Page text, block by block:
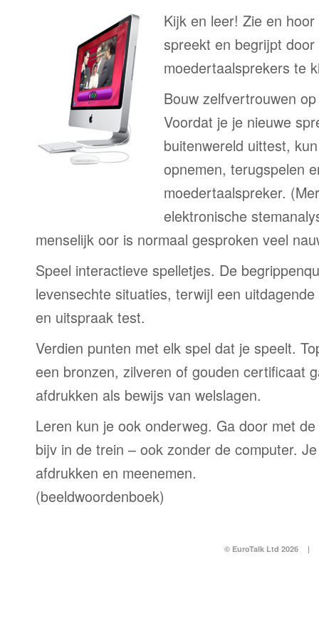
Kijk en leer! Zie en
spreekt en begrijpt
moedertaalsprekers te
Bouw zelfvertrouwen
Voordat je je nieuwe
buitenwereld uittest,
opnemen, terugspelen
moedertaalspreker.
elektronische
menselijk oor is normaal gesproken veel
Speel interactieve spelletjes. De
levensechte situaties, terwijl een
en uitspraak test.
Verdien punten met elk spel dat je speelt.
een bronzen, zilveren of gouden certificaat
afdrukken als bewijs van welslagen.
Leren kun je ook onderweg. Ga door met
bijv in de trein – ook zonder de computer.
afdrukken en meenemen.
(beeldwoordenboek)
© EuroTalk Ltd 2026 |